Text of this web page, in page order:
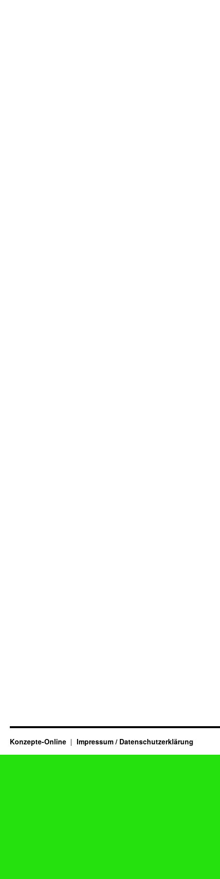
Konzepte-Online Impressum / Datenschutzerklärung